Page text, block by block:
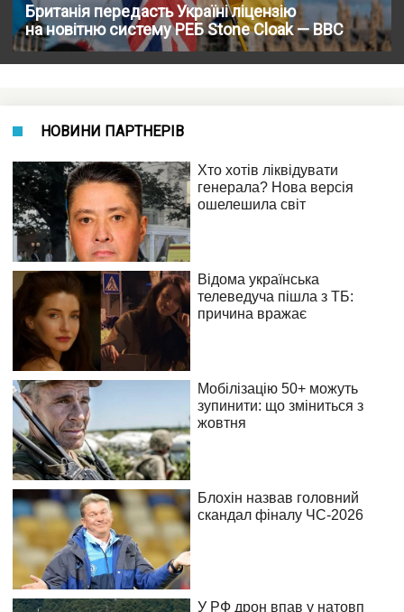
Британія передасть Україні ліцензію
на новітню систему РЕБ Stone Cloak — BBC
НОВИНИ ПАРТНЕРІВ